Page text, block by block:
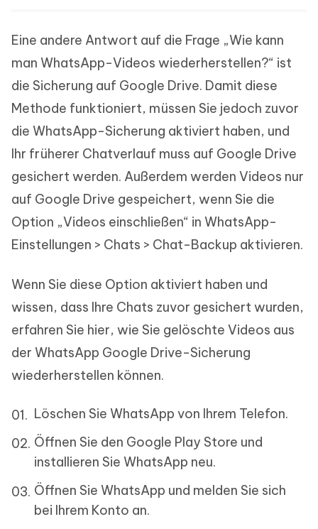
Eine andere Antwort auf die Frage „Wie kann
man WhatsApp-Videos wiederherstellen?“ ist
die Sicherung auf Google Drive. Damit diese
Methode funktioniert, müssen Sie jedoch zuvor
die WhatsApp-Sicherung aktiviert haben, und
Ihr früherer Chatverlauf muss auf Google Drive
gesichert werden. Außerdem werden Videos nur
auf Google Drive gespeichert, wenn Sie die
Option „Videos einschließen“ in WhatsApp-
Einstellungen > Chats > Chat-Backup aktivieren.
Wenn Sie diese Option aktiviert haben und
wissen, dass Ihre Chats zuvor gesichert wurden,
erfahren Sie hier, wie Sie gelöschte Videos aus
der WhatsApp Google Drive-Sicherung
wiederherstellen können.
Löschen Sie WhatsApp von Ihrem Telefon.
Öffnen Sie den Google Play Store und
installieren Sie WhatsApp neu.
Öffnen Sie WhatsApp und melden Sie sich
bei Ihrem Konto an.